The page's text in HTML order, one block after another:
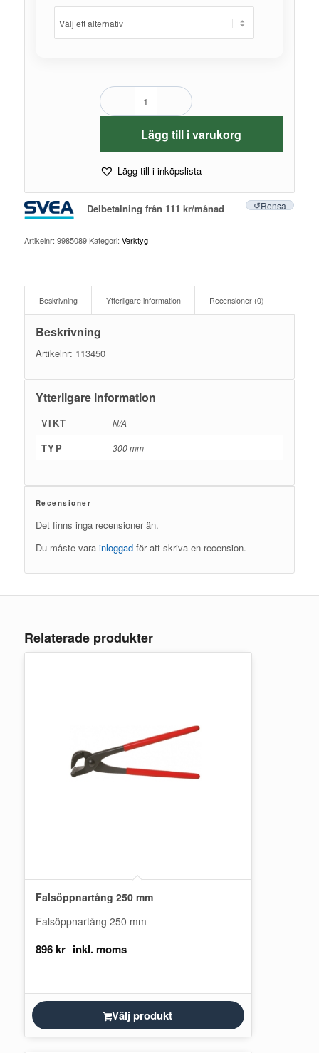
Rensa
Lägg till i varukorg
Lägg till i inköpslista
Delbetalning från 111 kr/månad
Artikelnr: 9985089 Kategori: Verktyg
Beskrivning Ytterligare information Recensioner (0)
Beskrivning
Artikelnr: 113450
Ytterligare information
VIKT N/A
TYP 300 mm
Recensioner
Det finns inga recensioner än.
Du måste vara inloggadför att skriva en recension.
Relaterade produkter
Falsöppnartång 250 mm
Falsöppnartång 250 mm
896kr
Välj produkt